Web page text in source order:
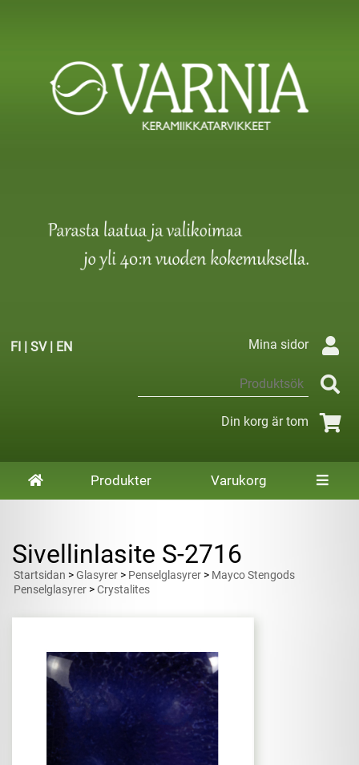
FI | SV| EN Mina sidor
Din korg är tom
Produkter Varukorg
Sivellinlasite S-2716
Startsidan >Glasyrer > Penselglasyrer > Mayco Stengods
Penselglasyrer >Crystalites